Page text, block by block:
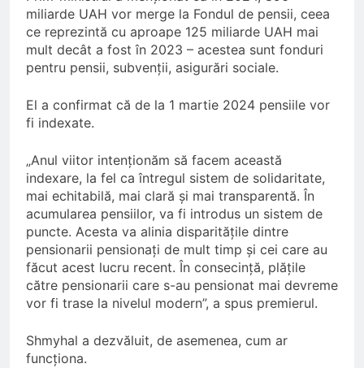
miliarde UAH vor merge la Fondul de pensii, ceea
ce reprezintă cu aproape 125 miliarde UAH mai
mult decât a fost în 2023 – acestea sunt fonduri
pentru pensii, subvenții, asigurări sociale.
El a confirmat că de la 1 martie 2024 pensiile vor
fi indexate.
„Anul viitor intenționăm să facem această
indexare, la fel ca întregul sistem de solidaritate,
mai echitabilă, mai clară și mai transparentă. În
acumularea pensiilor, va fi introdus un sistem de
puncte. Acesta va alinia disparitățile dintre
pensionarii pensionați de mult timp și cei care au
făcut acest lucru recent. În consecință, plățile
către pensionarii care s-au pensionat mai devreme
vor fi trase la nivelul modern”, a spus premierul.
Shmyhal a dezvăluit, de asemenea, cum ar
funcționa.